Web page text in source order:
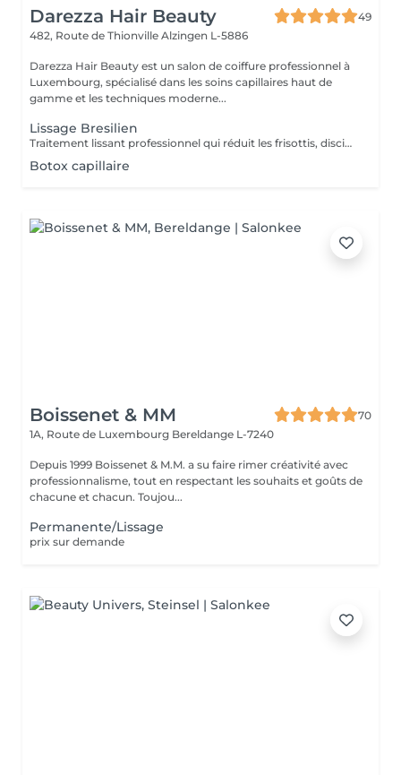
Darezza Hair Beauty
49
482, Route de Thionville Alzingen L-5886
Darezza Hair Beauty est un salon de coiffure professionnel à
Luxembourg, spécialisé dans les soins capillaires haut de
gamme et les techniques moderne...
Lissage Bresilien
Traitement lissant professionnel qui réduit les frisottis, discipline les cheveux et apporte une brillance intense. Les cheveux deviennent plus souples, faciles à coiffer et visiblement plus lisses.
Botox capillaire
Boissenet & MM
70
1A, Route de Luxembourg Bereldange L-7240
Depuis 1999 Boissenet & M.M. a su faire rimer créativité avec
professionnalisme, tout en respectant les souhaits et goûts de
chacune et chacun. Toujou...
Permanente/Lissage
prix sur demande